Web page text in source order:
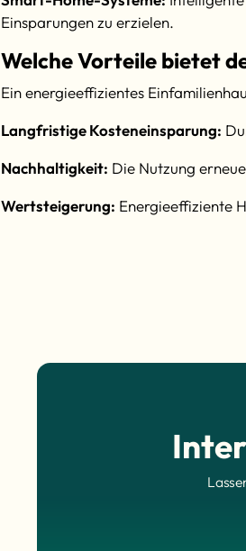
Einsparungen zu erzielen.
Welche Vorteile bietet
Ein energieeffizientes
Langfristige Kosteneinsparung:
Nachhaltigkeit: Die Nutzung
Wertsteigerung: Energieeffiziente